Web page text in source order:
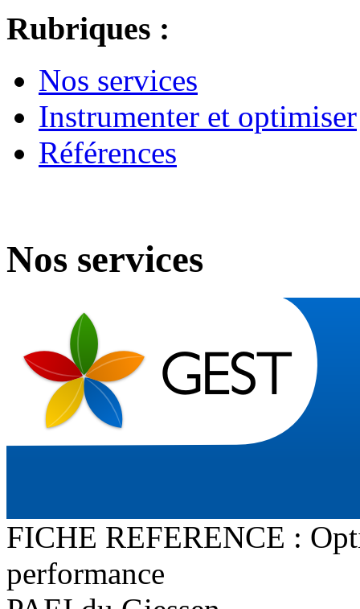
Rubriques :
Nos services
Instrumenter et optimiser
Références
Nos services
FICHE REFERENCE :
performance